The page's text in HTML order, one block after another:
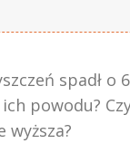
spadł o
powodu?
wyższa?